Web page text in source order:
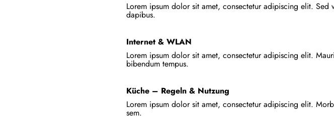
Lorem ipsum dolor sit amet, consectetur adipiscing elit.
dapibus.
Internet & WLAN
Lorem ipsum dolor sit amet, consectetur adipiscing elit.
bibendum tempus.
Küche – Regeln & Nutzung
Lorem ipsum dolor sit amet, consectetur adipiscing elit.
sem.